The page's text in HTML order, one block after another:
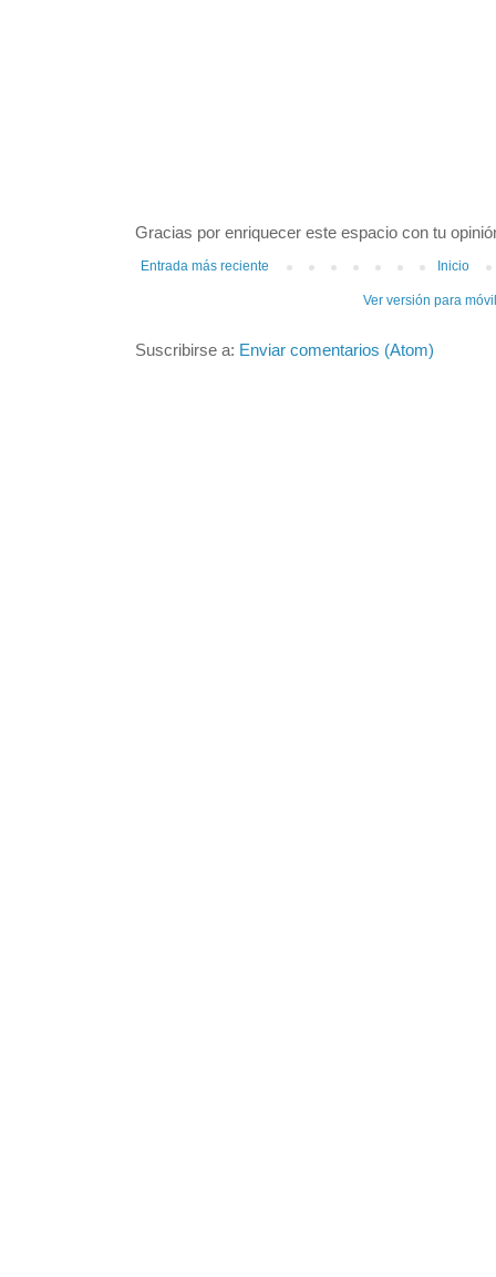
Gracias por enriquecer este espacio con tu
Entrada más reciente Inicio
Ver versión para
Suscribirse a: Enviar comentarios (Atom)